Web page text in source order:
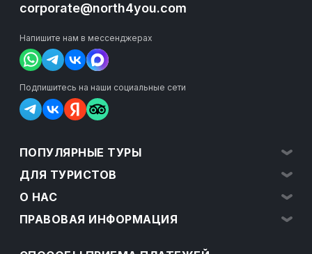
corporate@north4you.com
Напишите нам в мессенджерах
Подпишитесь на наши социальные сети
ПОПУЛЯРНЫЕ ТУРЫ
ДЛЯ ТУРИСТОВ
О НАС
ПРАВОВАЯ ИНФОРМАЦИЯ